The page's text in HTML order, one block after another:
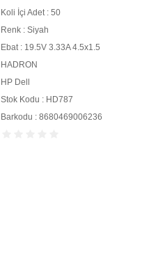
Koli İçi Adet : 50
Renk : Siyah
Ebat : 19.5V 3.33A 4.5x1.5
HADRON
HP Dell
Stok Kodu : HD787
Barkodu : 8680469006236